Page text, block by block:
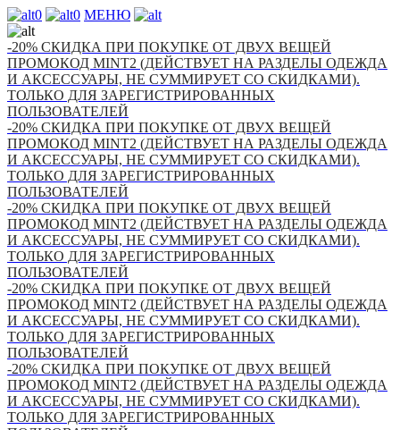
0 0 МЕНЮ
-20% СКИДКА ПРИ ПОКУПКЕ ОТ ДВУХ ВЕЩЕЙ
ПРОМОКОД MINT2 (ДЕЙСТВУЕТ НА РАЗДЕЛЫ ОДЕЖДА
И АКСЕССУАРЫ, НЕ СУММИРУЕТ СО СКИДКАМИ).
ТОЛЬКО ДЛЯ ЗАРЕГИСТРИРОВАННЫХ
ПОЛЬЗОВАТЕЛЕЙ
-20% СКИДКА ПРИ ПОКУПКЕ ОТ ДВУХ ВЕЩЕЙ
ПРОМОКОД MINT2 (ДЕЙСТВУЕТ НА РАЗДЕЛЫ ОДЕЖДА
И АКСЕССУАРЫ, НЕ СУММИРУЕТ СО СКИДКАМИ).
ТОЛЬКО ДЛЯ ЗАРЕГИСТРИРОВАННЫХ
ПОЛЬЗОВАТЕЛЕЙ
-20% СКИДКА ПРИ ПОКУПКЕ ОТ ДВУХ ВЕЩЕЙ
ПРОМОКОД MINT2 (ДЕЙСТВУЕТ НА РАЗДЕЛЫ ОДЕЖДА
И АКСЕССУАРЫ, НЕ СУММИРУЕТ СО СКИДКАМИ).
ТОЛЬКО ДЛЯ ЗАРЕГИСТРИРОВАННЫХ
ПОЛЬЗОВАТЕЛЕЙ
-20% СКИДКА ПРИ ПОКУПКЕ ОТ ДВУХ ВЕЩЕЙ
ПРОМОКОД MINT2 (ДЕЙСТВУЕТ НА РАЗДЕЛЫ ОДЕЖДА
И АКСЕССУАРЫ, НЕ СУММИРУЕТ СО СКИДКАМИ).
ТОЛЬКО ДЛЯ ЗАРЕГИСТРИРОВАННЫХ
ПОЛЬЗОВАТЕЛЕЙ
-20% СКИДКА ПРИ ПОКУПКЕ ОТ ДВУХ ВЕЩЕЙ
ПРОМОКОД MINT2 (ДЕЙСТВУЕТ НА РАЗДЕЛЫ ОДЕЖДА
И АКСЕССУАРЫ, НЕ СУММИРУЕТ СО СКИДКАМИ).
ТОЛЬКО ДЛЯ ЗАРЕГИСТРИРОВАННЫХ